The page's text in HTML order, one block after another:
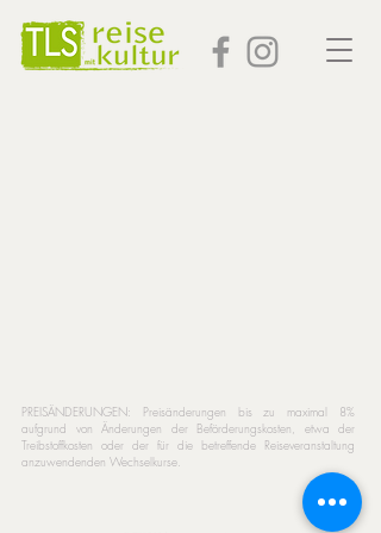
PREISÄNDERUNGEN: Preisänderungen bis zu maximal 8%
aufgrund von Änderungen der Beförderungskosten, etwa der
Treibstoffkosten oder der für die betreffende Reiseveranstaltung
anzuwendenden Wechselkurse.